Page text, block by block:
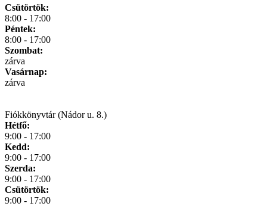
Csütörtök:
8:00 - 17:00
Péntek:
8:00 - 17:00
Szombat:
zárva
Vasárnap:
zárva
Fiókkönyvtár (Nádor u. 8.)
Hétfő:
9:00 - 17:00
Kedd:
9:00 - 17:00
Szerda:
9:00 - 17:00
Csütörtök:
9:00 - 17:00